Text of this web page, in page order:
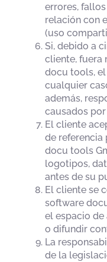
errores,
relación con
(uso
Si, debido a
cliente, fuera
docu tools,
cualquier
además,
causados
El cliente
de referencia
docu tools
logotipos,
antes de su
El cliente se
software
el espacio
o difundir
La
de la